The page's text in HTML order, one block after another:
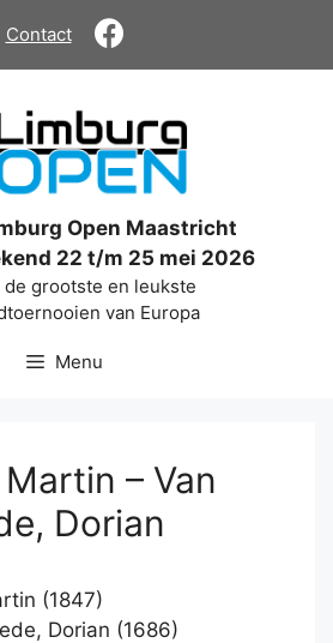
Contact
Open Maastricht
22 t/m 25 mei 2026
de grootste en leukste
van Europa
Menu
– Van
Dorian
(1847)
Dorian (1686)